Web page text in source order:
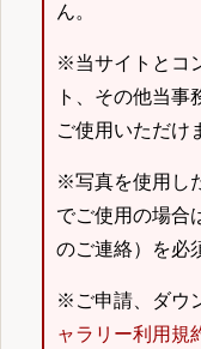
ん。
※当サイトとコ
ト、その他当
ご使用いただけ
※写真を使用し
でご使用の場合
のご連絡）を必
※ご申請、ダウ
ャラリー利用規